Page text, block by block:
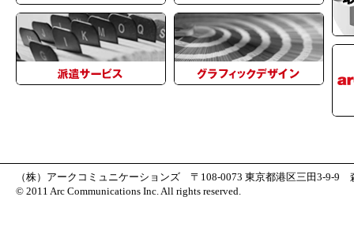
（株）アークコミュニケーションズ 〒108-0073 東京都港区三田3-9-9
© 2011 Arc Communications Inc. All rights reserved.